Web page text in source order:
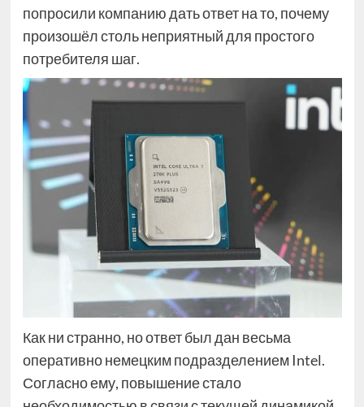
попросили компанию дать ответ на то, почему
произошёл столь неприятный для простого
потребителя шаг.
Как ни странно, но ответ был дан весьма
оперативно немецким подразделением Intel.
Согласно ему, повышение стало